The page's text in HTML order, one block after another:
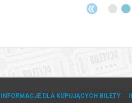
INFORMACJE DLA KUPUJĄCYCH BILETY